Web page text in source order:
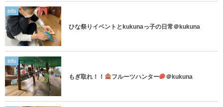
info
ひな祭りイベントとkukunaっ子の日常＠kukuna
info
もぎ取れ！！ フルーツハンター ＠kukuna